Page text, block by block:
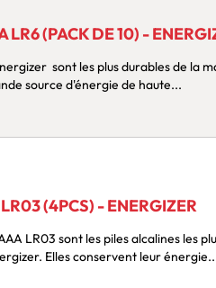
LR6 (PACK DE 10) -
source d'énergie de haute...
(4PCS) - ENERGIZER
Elles conservent leur